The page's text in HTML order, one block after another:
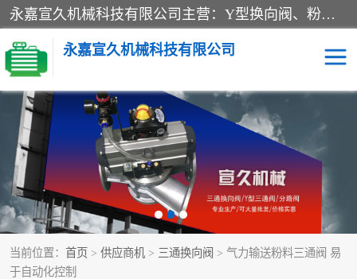
永嘉宣久机械科技有限公司主营：Y型换向阀、粉体换向阀、板式换向阀、三通换向阀、三通换向器、三通分路阀、管路换向阀等产品及服务。
永嘉宣久机械科技有限公司
当前位置： 首页 > 供应商机 > 三通换向阀 > 气力输送粉料三通阀 易
于自动化控制
换向阀 Y型换向阀
板式换向阀 粉料换向阀
粉体换向阀 管道换向阀
管路换向阀 三通换向阀